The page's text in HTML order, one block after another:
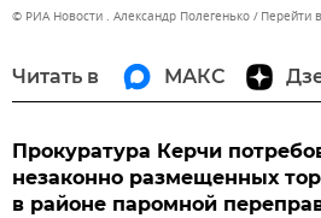
© РИА Новости . Александр Полегенько Перейти
Читать в МАКС
Прокуратура Керчи
незаконно размещенных
в районе паромной